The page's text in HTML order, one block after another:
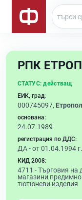
РПК
СТАТУС: действащ
ЕИК, град:
000745097,
основана:
24.07.1989
регистрация по ДДС:
ДА - от 01.04.1994 г.
КИД 2008:
4711 -Търговия на
магазини предимно
тютюневи изделия